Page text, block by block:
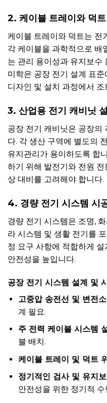
2. 케이블 트레이와 덕
케이블 트레이와 덕트는 전
각 케이블을 과학적으로 배
는 관리 용이성과 유지보수
미학은 공장 전기 설계 표
디자인 및 설치 과정에서
3. 산업용 전기 캐비닛
공장 전기 캐비닛은 공장의
다. 각 생산 구역에 별도의
유지관리가 용이하도록 합
하기 위해 발전기와 전원
상 대비를 고려해야 합니다.
4. 경량 전기 시스템 시
경량 전기 시스템은 조명,
라 시스템 및 생활 전기를
정 요구 사항에 적합하게
안전성을 높입니다.
공장 전기 시스템 설계 및
고중압 송전선 및 변전
계 필요.
주 전력 케이블 시스템
블 배치.
케이블 트레이 및 덕트
정기적인 검사 및 유지
안전성을 위한 정기적 수